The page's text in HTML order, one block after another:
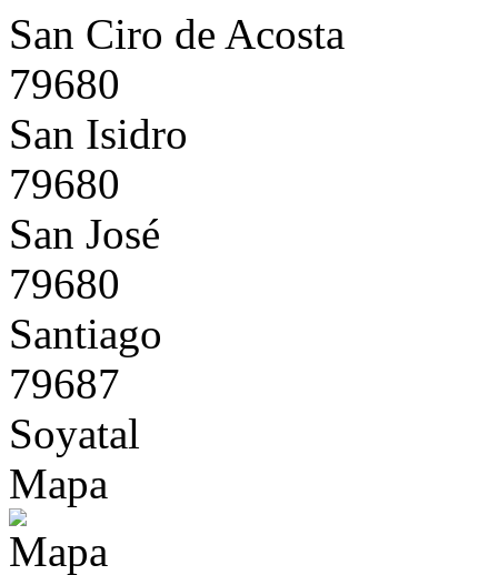
San Ciro de Acosta
79680
San Isidro
79680
San José
79680
Santiago
79687
Soyatal
Mapa